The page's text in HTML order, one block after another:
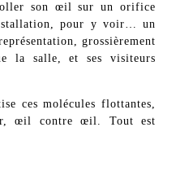
son œil sur un orifice
pour y voir… un
grossièrement
la salle, et ses visiteurs
ces molécules flottantes,
œil contre œil. Tout est